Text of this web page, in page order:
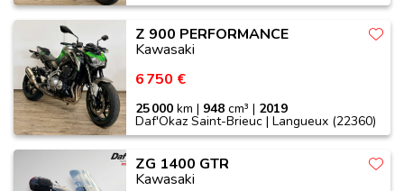
Z 900 PERFORMANCE
Kawasaki
6 750 €
25 000 km | 948 cm³ | 2019
Daf'Okaz Saint-Brieuc | Langueux (22360)
ZG 1400 GTR
Kawasaki